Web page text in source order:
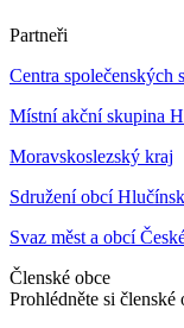
Partneři
Centra společenských
Místní akční skupina
Moravskoslezský kraj
Sdružení obcí
Svaz měst a obcí
Členské obce
Prohlédněte si členské